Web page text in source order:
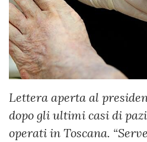
Lettera aperta al
dopo gli ultimi casi di
operati in Toscana.